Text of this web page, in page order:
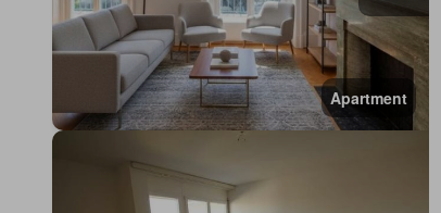
Apartment